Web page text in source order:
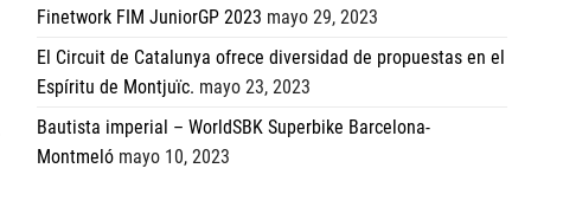
Finetwork FIM JuniorGP 2023 mayo 29, 2023
El Circuit de Catalunya ofrece diversidad de propuestas en el
Espíritu de Montjuïc. mayo 23, 2023
Bautista imperial – WorldSBK Superbike Barcelona-
Montmeló mayo 10, 2023